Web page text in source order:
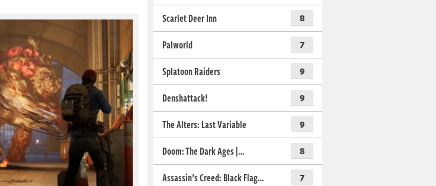
Scarlet Deer Inn
8
Palworld 7
Splatoon Raiders 9
Denshattack! 9
The Alters: Last Variable 9
Doom: The Dark Ages |… 8
Assassin’s Creed: Black Flag… 7